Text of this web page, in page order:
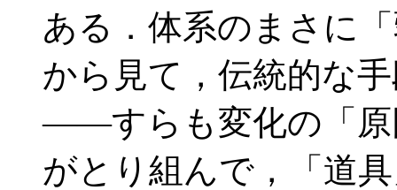
ある．体系のまさに
から見て，伝統的な
――すらも変化の「原
がとり組んで，「道